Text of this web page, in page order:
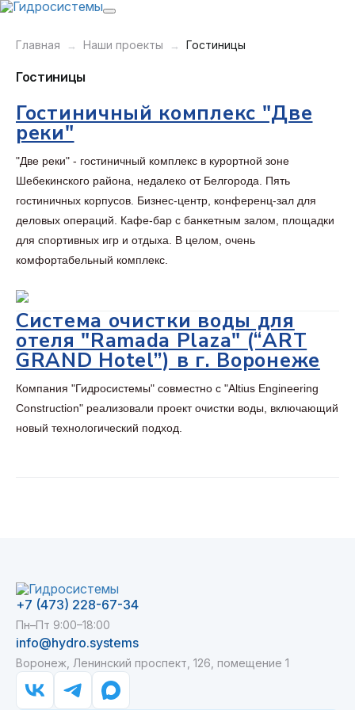
Главная Наши проекты Гостиницы
Гостиницы
Гостиничный комплекс "Две
реки"
"Две реки" - гостиничный комплекс в курортной зоне
Шебекинского района, недалеко от Белгорода. Пять
гостиничных корпусов. Бизнес-центр, конференц-зал для
деловых операций. Кафе-бар с банкетным залом, площадки
для спортивных игр и отдыха. В целом, очень
комфортабельный комплекс.
Система очистки воды для
отеля "Ramada Plaza" (“ART
GRAND Hotel”) в г. Воронеже
Компания "Гидросистемы" совместно с "Altius Engineering
Construction" реализовали проект очистки воды, включающий
новый технологический подход.
+7 (473) 228-67-34
Пн–Пт 9:00–18:00
info@hydro.systems
Воронеж, Ленинский проспект, 126, помещение 1